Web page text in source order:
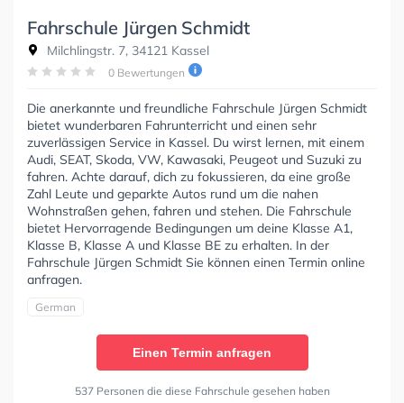
Fahrschule Jürgen Schmidt
Milchlingstr. 7, 34121 Kassel
0 Bewertungen
Die anerkannte und freundliche Fahrschule Jürgen Schmidt
bietet wunderbaren Fahrunterricht und einen sehr
zuverlässigen Service in Kassel. Du wirst lernen, mit einem
Audi, SEAT, Skoda, VW, Kawasaki, Peugeot und Suzuki zu
fahren. Achte darauf, dich zu fokussieren, da eine große
Zahl Leute und geparkte Autos rund um die nahen
Wohnstraßen gehen, fahren und stehen. Die Fahrschule
bietet Hervorragende Bedingungen um deine Klasse A1,
Klasse B, Klasse A und Klasse BE zu erhalten. In der
Fahrschule Jürgen Schmidt Sie können einen Termin online
anfragen.
German
Einen Termin anfragen
537 Personen die diese Fahrschule gesehen haben